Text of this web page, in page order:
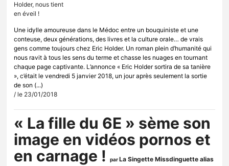
Une idylle amoureuse dans le Médoc entre un bouquiniste et une
conteuse, deux générations, des livres et la culture orale… de vrais
gens comme toujours chez Eric Holder. Un roman plein d’humanité qui
nous ravit à tous les sens du terme et chasse les nuages en tournant
chaque page captivante. L’annonce « Eric Holder sortira de sa tanière
», c’était le vendredi 5 janvier 2018, un jour après seulement la sortie
de son (...)
/ le 23/01/2018
« La fille du 6E » sème son
image en vidéos pornos et
en carnage !
parLa Singette Missdinguette alias